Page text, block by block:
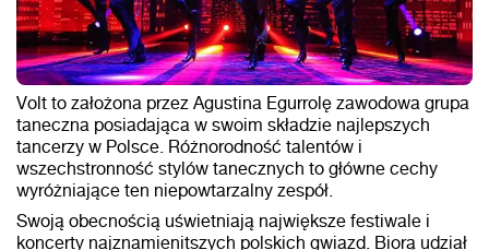
Volt to założona przez Agustina Egurrolę zawodowa grupa
taneczna posiadająca w swoim składzie najlepszych
tancerzy w Polsce. Różnorodność talentów i
wszechstronność stylów tanecznych to główne cechy
wyróżniające ten niepowtarzalny zespół.
Swoją obecnością uświetniają największe festiwale i
koncerty najznamienitszych polskich gwiazd. Biorą udział